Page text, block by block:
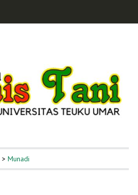
> Munadi